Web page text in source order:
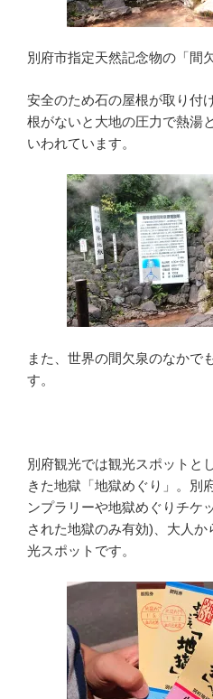
別府市指定天然記念物の「間
安全のため石の屋根が取り付
根がないと大地の圧力で熱湯
いわれています。
また、世界の間欠泉のなかで
す。
別府観光では観光スポットと
きた地獄「地獄めぐり」。別
ンプラリーや地獄めぐりチケ
された地獄のみ有効)、大人
光スポットです。